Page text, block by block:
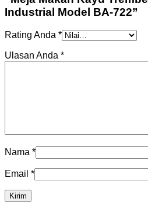
Industrial Model BA-722”
Rating Anda *
Ulasan Anda *
Nama *
Email *